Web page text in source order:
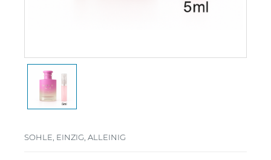
SOHLE, EINZIG, ALLEINIG